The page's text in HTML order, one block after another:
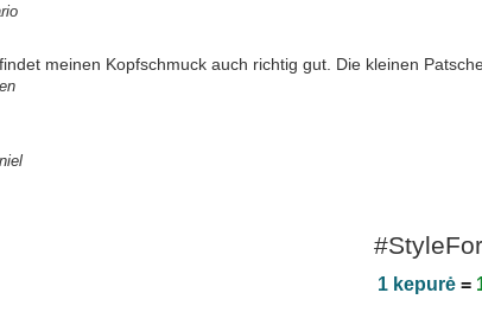
meinen Kopfschmuck auch richtig gut. Die kleinen
1 kepurė=